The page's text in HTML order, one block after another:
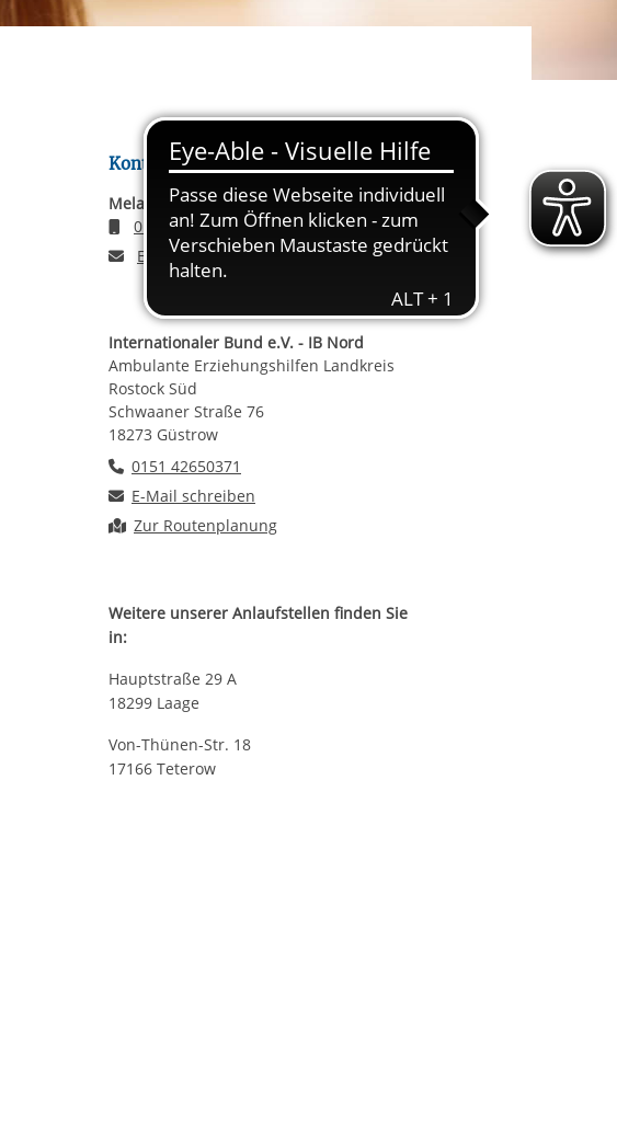
zur Bereitstellung
Wiedergabe starten/stoppen
Kontakt
Melanie Uhlendorf
Email senden
0151 42650371
E-Mail an Melanie Uhlendorf
E-Mail schreiben
Internationaler Bund e.V. - IB Nord
Ambulante Erziehungshilfen Landkreis
Rostock Süd
Schwaaner Straße 76
18273 Güstrow
Telefonnummer
0151 42650371
E-Mail an Ambulante Erziehungshilfen Landkreis Rostock Süd
E-Mail schreiben
Route planen
Zur Routenplanung
Weitere unserer Anlaufstellen finden Sie
in:
Hauptstraße 29 A
18299 Laage
Von-Thünen-Str. 18
17166 Teterow